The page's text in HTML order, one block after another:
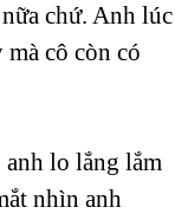
chứ. Anh lúc
cô còn có
anh lo lắng lắm
nhìn anh